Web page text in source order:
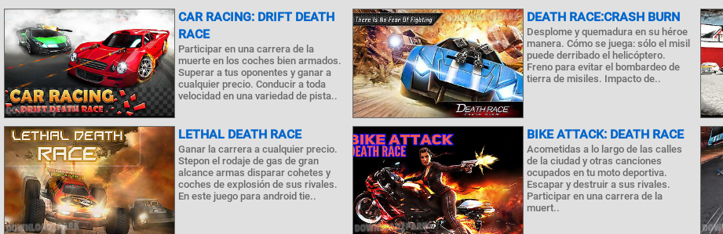
CAR RACING: DRIFT DEATH
RACE
Participar en una carrera de la
muerte en los coches bien armados.
Superar a tus oponentes y ganar a
cualquier precio. Conducir a toda
velocidad en una variedad de pista..
DEATH RACE:CRASH BURN
Desplome y quemadura en su héroe
manera. Cómo se juega: sólo el misil
puede derribado el helicóptero.
Freno para evitar el bombardeo de
tierra de misiles. Impacto de..
LETHAL DEATH RACE
Ganar la carrera a cualquier precio.
Stepon el rodaje de gas de gran
alcance armas disparar cohetes y
coches de explosión de sus rivales.
En este juego para android tie..
BIKE ATTACK: DEATH RACE
Acometidas a lo largo de las calles
de la ciudad y otras canciones
ocupados en tu moto deportiva.
Escapar y destruir a sus rivales.
Participar en una carrera de la
muert..